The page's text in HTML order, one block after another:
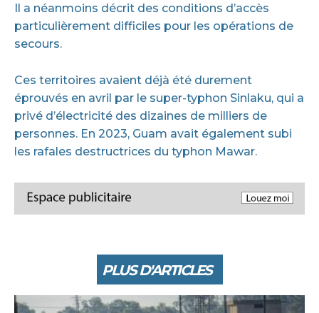
Il a néanmoins décrit des conditions d’accès
particulièrement difficiles pour les opérations de
secours.
Ces territoires avaient déjà été durement
éprouvés en avril par le super-typhon Sinlaku, qui a
privé d’électricité des dizaines de milliers de
personnes. En 2023, Guam avait également subi
les rafales destructrices du typhon Mawar.
PLUS D'ARTICLES